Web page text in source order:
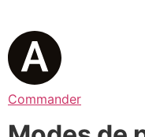
Commander